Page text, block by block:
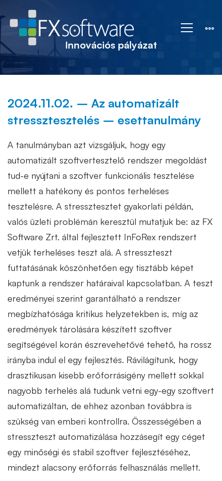
Innovációs
pályázatInnovációs pályázat
2024.11.02. – Az automatizált
stressztesztelés – esettanulmány
A tanulmányban azt vizsgáljuk, hogy egy
automatizált szoftvertesztelő rendszer megoldást
tud-e nyújtani a szoftver funkcionális tesztelése
mellett a hatékony és pontos terheléses
tesztelésre. A stressztesztet gyakorlati példán,
valós üzleti problémán keresztül mutatjuk be: az FX
Software Zrt. által fejlesztett InFoRex rendszert
vetjük terheléses teszt alá. A stresszteszt
futtatásának köszönhetően egy tisztább képet
kaptunk a rendszer határaival kapcsolatban. A teszt
eredményei szerint garantálható a rendszer
megbízhatósága kritikus helyzetekben is, míg az
eredmények tárolására készített szoftver
segítségével korán észrevehetővé tehető, ha rossz
irányba indul el egy fejlesztés. Rávilágítunk, hogy
drasztikusan kisebb erőforrásigény mellett sokkal
nagyobb terhelés alá tudunk vetni egy-egy szoftvert
automatizáltan, de ehhez azonban továbbra is
szükség van emberi kontrollra. Összességében a
stresszteszt automatizálása hozzásegít egy céget
egy minőségi és stabil szoftver fejlesztéséhez,
mindezt alacsony erőforrás felhasználás mellett.